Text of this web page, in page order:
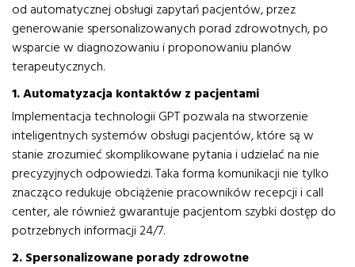
od automatycznej obsługi zapytań pacjentów, przez
generowanie spersonalizowanych porad zdrowotnych, po
wsparcie w diagnozowaniu i proponowaniu planów
terapeutycznych.
1. Automatyzacja kontaktów z pacjentami
Implementacja technologii GPT pozwala na stworzenie
inteligentnych systemów obsługi pacjentów, które są w
stanie zrozumieć skomplikowane pytania i udzielać na nie
precyzyjnych odpowiedzi. Taka forma komunikacji nie tylko
znacząco redukuje obciążenie pracowników recepcji i call
center, ale również gwarantuje pacjentom szybki dostęp do
potrzebnych informacji 24/7.
2. Spersonalizowane porady zdrowotne